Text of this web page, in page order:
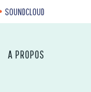
SOUNDCLOUD
A PROPOS